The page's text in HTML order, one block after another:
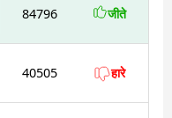
84796 जीते
40505 हारे